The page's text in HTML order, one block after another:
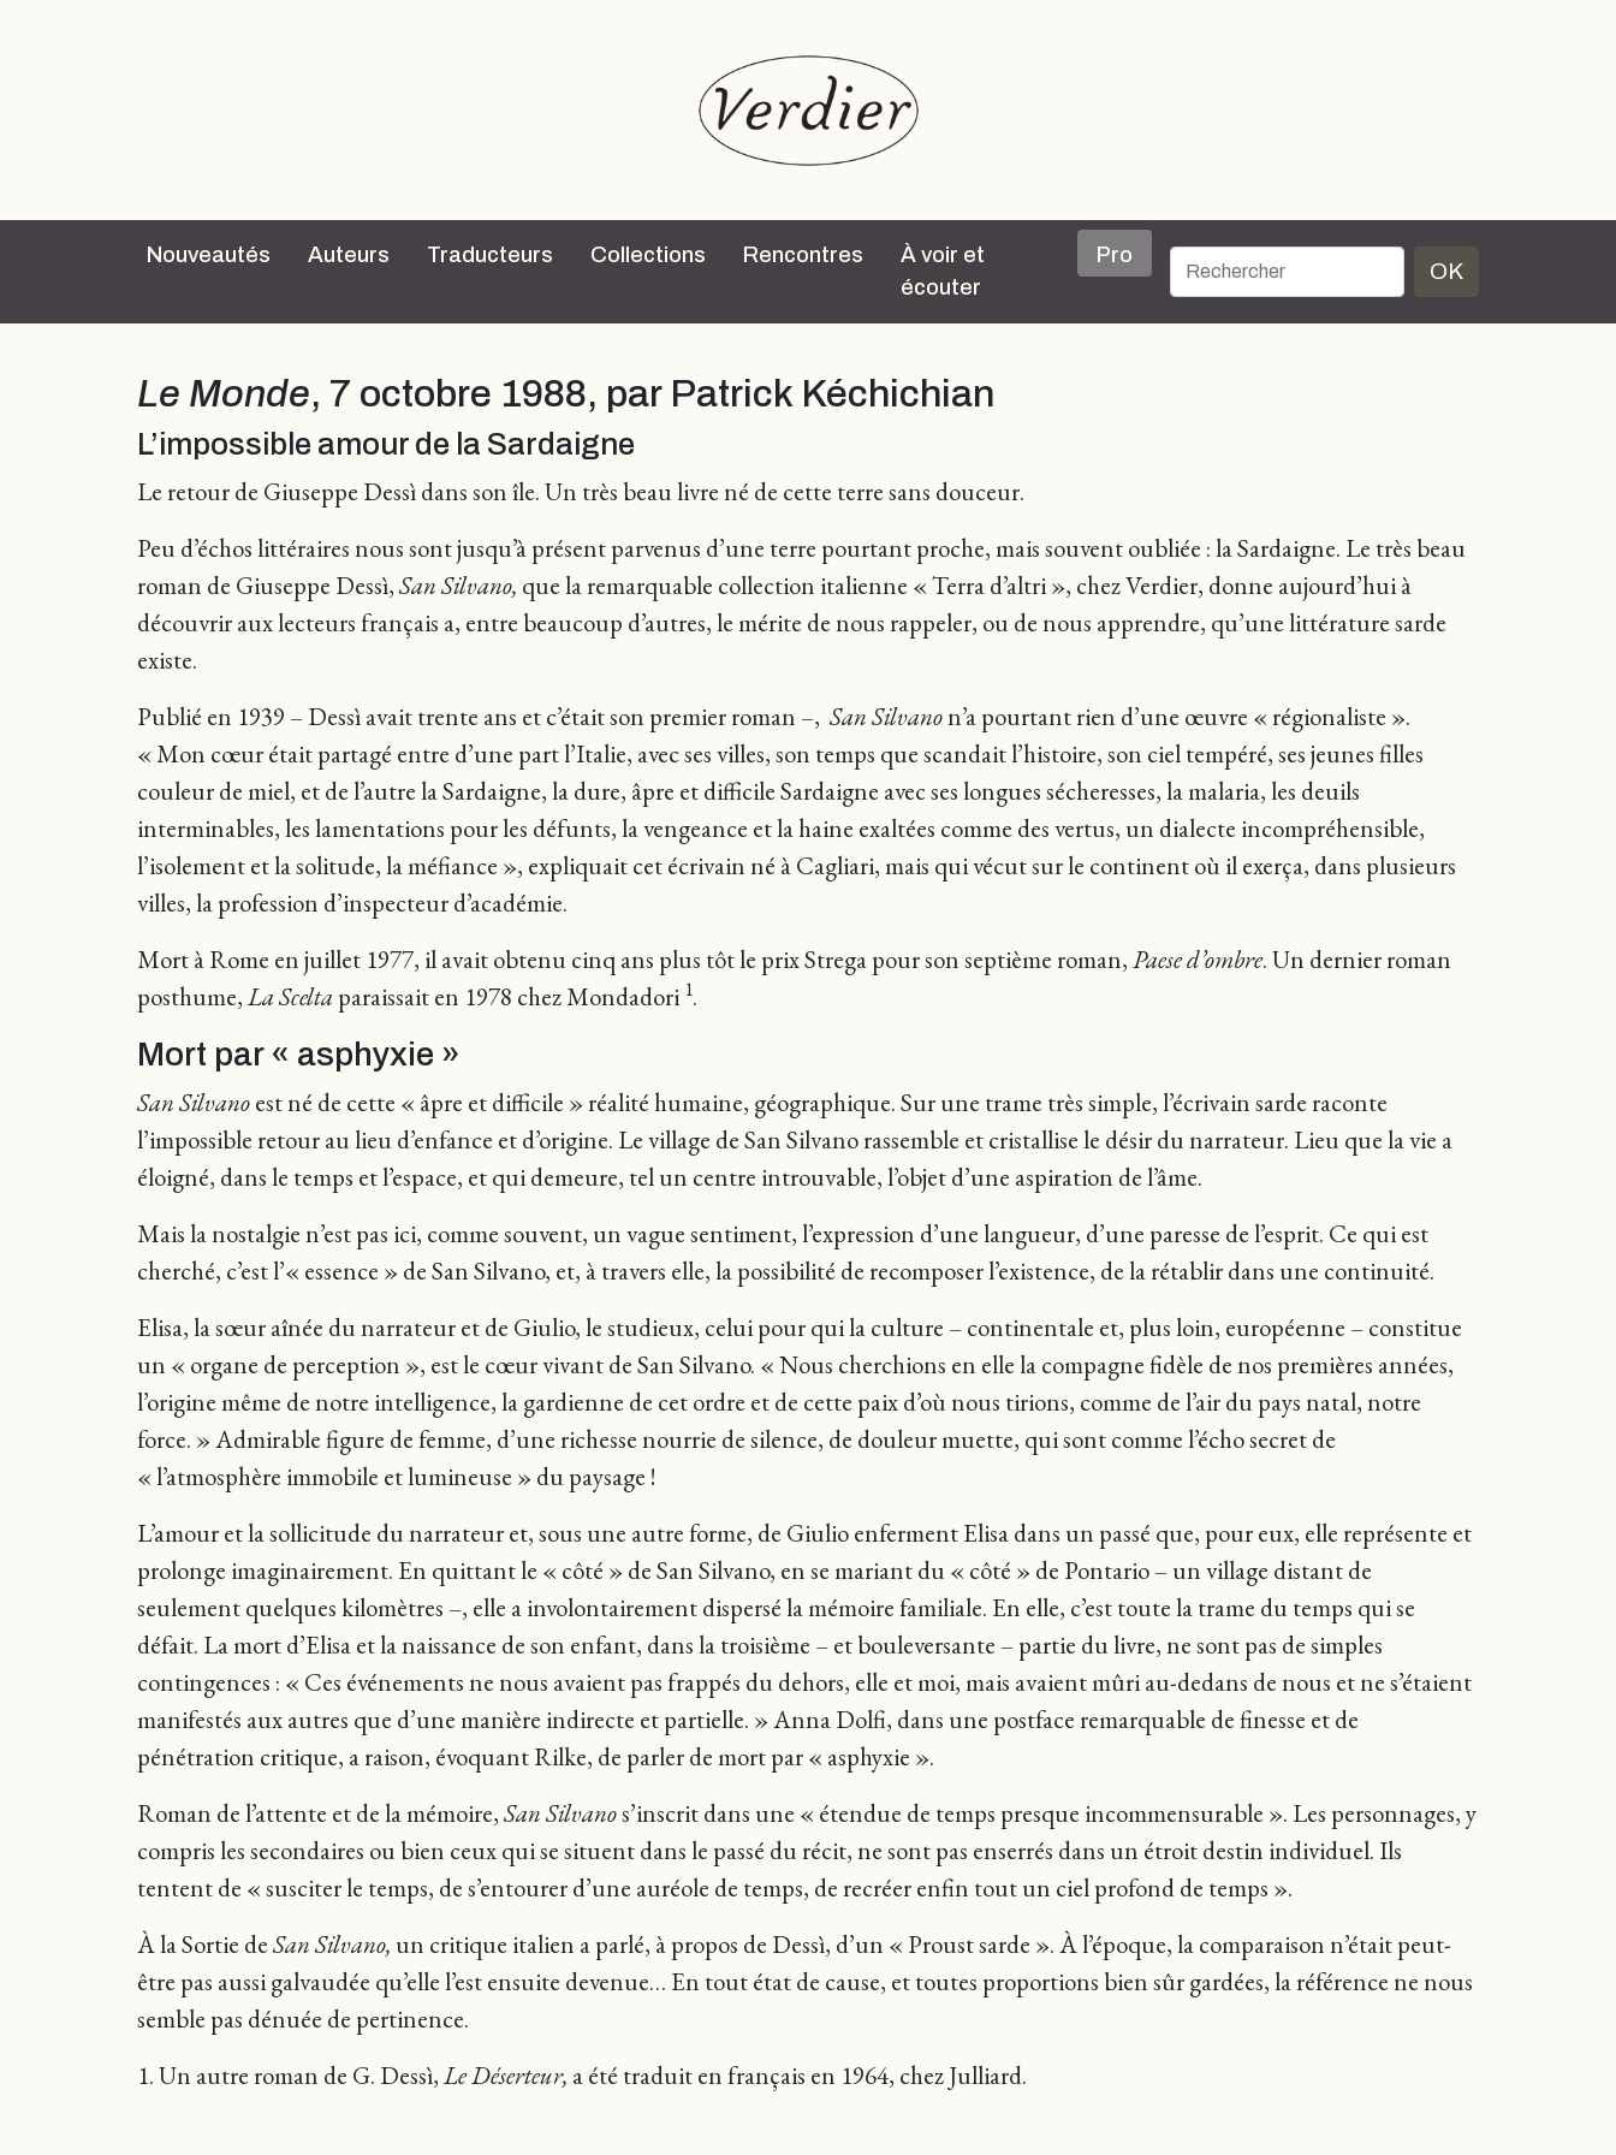
Nouveautés Auteurs Traducteurs Collections Rencontres
À voir et
écouter
Pro
OK
Le Monde, 7 octobre 1988, par Patrick Kéchichian
L’impossible amour de la Sardaigne
Le retour de Giuseppe Dessì dans son île. Un très beau livre né de cette terre sans douceur.
Peu d’échos littéraires nous sont jusqu’à présent parvenus d’une terre pourtant proche, mais souvent oubliée : la Sardaigne. Le très beau
roman de Giuseppe Dessì,San Silvano, que la remarquable collection italienne « Terra d’altri », chez Verdier, donne aujourd’hui à
découvrir aux lecteurs français a, entre beaucoup d’autres, le mérite de nous rappeler, ou de nous apprendre, qu’une littérature sarde
existe.
Publié en 1939 – Dessì avait trente ans et c’était son premier roman –,San Silvanon’a pourtant rien d’une œuvre « régionaliste ».
« Mon cœur était partagé entre d’une part l’Italie, avec ses villes, son temps que scandait l’histoire, son ciel tempéré, ses jeunes filles
couleur de miel, et de l’autre la Sardaigne, la dure, âpre et difficile Sardaigne avec ses longues sécheresses, la malaria, les deuils
interminables, les lamentations pour les défunts, la vengeance et la haine exaltées comme des vertus, un dialecte incompréhensible,
l’isolement et la solitude, la méfiance », expliquait cet écrivain né à Cagliari, mais qui vécut sur le continent où il exerça, dans plusieurs
villes, la profession d’inspecteur d’académie.
Mort à Rome en juillet 1977, il avait obtenu cinq ans plus tôt le prix Strega pour son septième roman,Paese d’ombre. Un dernier roman
posthume,La Scelta paraissait en 1978 chez Mondadori 1.
Mort par « asphyxie »
San Silvanoest né de cette « âpre et difficile » réalité humaine, géographique. Sur une trame très simple, l’écrivain sarde raconte
l’impossible retour au lieu d’enfance et d’origine. Le village de San Silvano rassemble et cristallise le désir du narrateur. Lieu que la vie a
éloigné, dans le temps et l’espace, et qui demeure, tel un centre introuvable, l’objet d’une aspiration de l’âme.
Mais la nostalgie n’est pas ici, comme souvent, un vague sentiment, l’expression d’une langueur, d’une paresse de l’esprit. Ce qui est
cherché, c’est l’« essence » de San Silvano, et, à travers elle, la possibilité de recomposer l’existence, de la rétablir dans une continuité.
Elisa, la sœur aînée du narrateur et de Giulio, le studieux, celui pour qui la culture – continentale et, plus loin, européenne – constitue
un « organe de perception », est le cœur vivant de San Silvano. « Nous cherchions en elle la compagne fidèle de nos premières années,
l’origine même de notre intelligence, la gardienne de cet ordre et de cette paix d’où nous tirions, comme de l’air du pays natal, notre
force. » Admirable figure de femme, d’une richesse nourrie de silence, de douleur muette, qui sont comme l’écho secret de
« l’atmosphère immobile et lumineuse » du paysage !
L’amour et la sollicitude du narrateur et, sous une autre forme, de Giulio enferment Elisa dans un passé que, pour eux, elle représente et
prolonge imaginairement. En quittant le « côté » de San Silvano, en se mariant du « côté » de Pontario – un village distant de
seulement quelques kilomètres –, elle a involontairement dispersé la mémoire familiale. En elle, c’est toute la trame du temps qui se
défait. La mort d’Elisa et la naissance de son enfant, dans la troisième – et bouleversante – partie du livre, ne sont pas de simples
contingences : « Ces événements ne nous avaient pas frappés du dehors, elle et moi, mais avaient mûri au-dedans de nous et ne s’étaient
manifestés aux autres que d’une manière indirecte et partielle. » Anna Dolfi, dans une postface remarquable de finesse et de
pénétration critique, a raison, évoquant Rilke, de parler de mort par « asphyxie ».
Roman de l’attente et de la mémoire,San Silvanos’inscrit dans une « étendue de temps presque incommensurable ». Les personnages, y
compris les secondaires ou bien ceux qui se situent dans le passé du récit, ne sont pas enserrés dans un étroit destin individuel. Ils
tentent de « susciter le temps, de s’entourer d’une auréole de temps, de recréer enfin tout un ciel profond de temps ».
À la Sortie deSan Silvano, un critique italien a parlé, à propos de Dessì, d’un « Proust sarde ». À l’époque, la comparaison n’était peut-
être pas aussi galvaudée qu’elle l’est ensuite devenue… En tout état de cause, et toutes proportions bien sûr gardées, la référence ne nous
semble pas dénuée de pertinence.
1. Un autre roman de G. Dessì,Le Déserteur, a été traduit en français en 1964, chez Julliard.